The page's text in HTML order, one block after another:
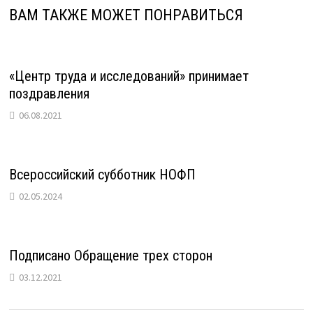
ВАМ ТАКЖЕ МОЖЕТ ПОНРАВИТЬСЯ
«Центр труда и исследований» принимает
поздравления
06.08.2021
Всероссийский субботник НОФП
02.05.2024
Подписано Обращение трех сторон
03.12.2021